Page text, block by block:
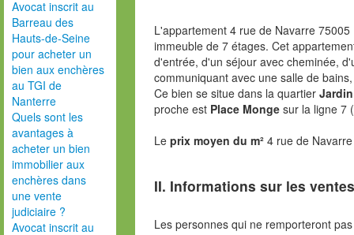
Avocat inscrit au
Barreau des
Hauts-de-Seine
pour acheter un
bien aux enchères
au TGI de
Nanterre
Quels sont les
avantages à
acheter un bien
immobilier aux
enchères dans
une vente
judiciaire ?
Avocat inscrit au
L'appartement 4 rue de Navarre
immeuble de 7 étages. Cet
d'entrée, d'un séjour avec cheminée,
communiquant avec une salle de
Ce bien se situe dans la quartier
proche est Place Mongesur la ligne 7
Le prix moyen du m² 4 rue de
II. Informations sur les
Les personnes qui ne remporteront